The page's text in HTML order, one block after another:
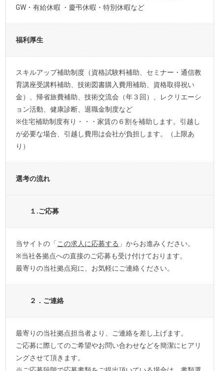
GW・有給休暇 ・慶弔休暇・特別休暇など
福利厚生
スキルアップ補助制度（資格試験料補助、セミナー・通信教
育講座受講料補助、技術図書購入費用補助、資格取得祝い
金）、帰省旅費補助、技術交流会（年３回）、レクリエーシ
ョン活動、健康診断、退職金制度など
※住宅補助制度有り・・・家賃の６割を補助します。引越し
が必要な場合、引越し費用は会社が負担します。（上限あ
り）
選考の流れ
１.ご応募
当サイトの「この求人に応募する 」からお進みください。
※当社各拠点への直接のご応募も受け付けております。
最寄りの当社拠点宛に、お気軽にご連絡ください。
２．ご連絡
最寄りの当社拠点担当者より、ご連絡を差し上げます。
ご応募に際してのご希望やお問い合わせなどを簡潔にヒアリ
ングさせて頂きます。